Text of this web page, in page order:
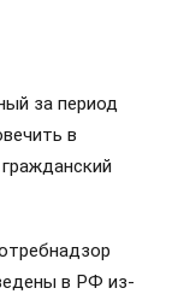
за период
в
в РФ из-